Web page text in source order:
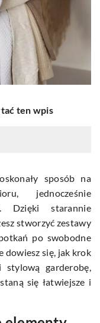
ten wpis
sposób na
jednocześnie
Dzięki starannie
stworzyć zestawy
po swobodne
dowiesz się, jak krok
garderobę,
się łatwiejsze i